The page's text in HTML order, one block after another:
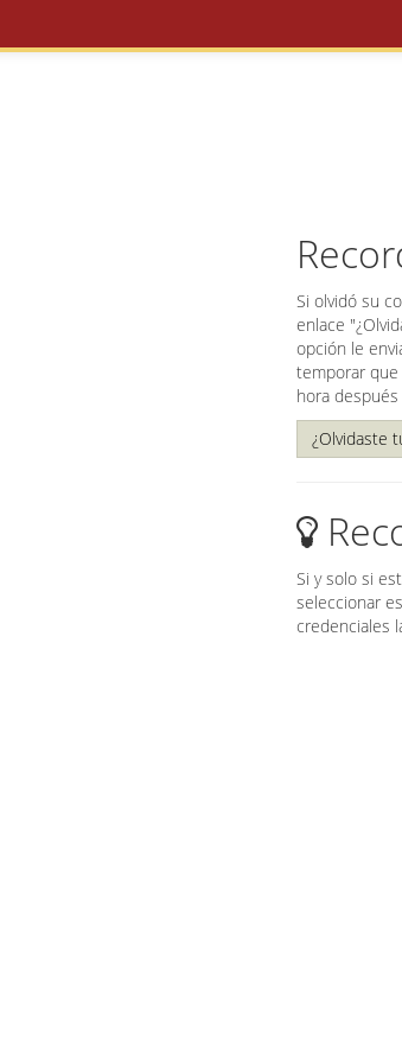
Si olvidó su
enlace
opción le
temporar que
hora
¿Olvidaste
Si y solo si
seleccionar
credenciales